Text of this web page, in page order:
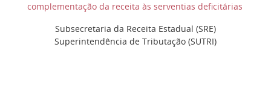
complementação da receita às serventias deficitárias
Subsecretaria da Receita Estadual (SRE)
Superintendência de Tributação (SUTRI)